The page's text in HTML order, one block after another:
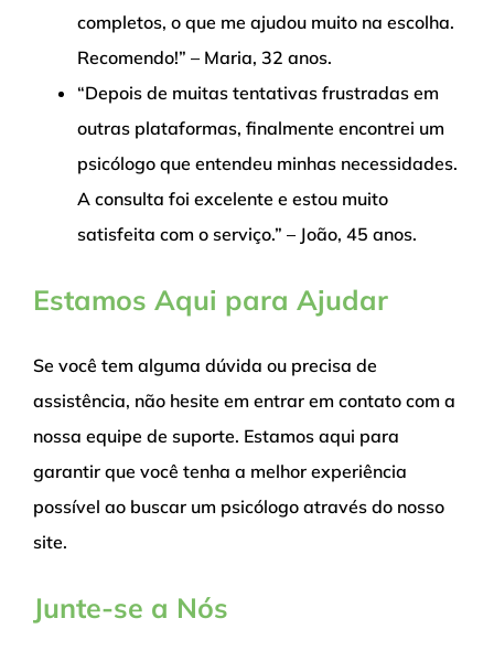
completos, o que me ajudou muito na escolha.
Recomendo!” – Maria, 32 anos.
“Depois de muitas tentativas frustradas em
outras plataformas, finalmente encontrei um
psicólogo que entendeu minhas necessidades.
A consulta foi excelente e estou muito
satisfeita com o serviço.” – João, 45 anos.
Estamos Aqui para Ajudar
Se você tem alguma dúvida ou precisa de
assistência, não hesite em entrar em contato com a
nossa equipe de suporte. Estamos aqui para
garantir que você tenha a melhor experiência
possível ao buscar um psicólogo através do nosso
site.
Junte-se a Nós